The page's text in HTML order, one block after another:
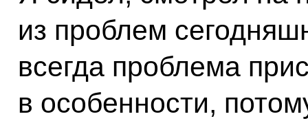
из проблем
всегда проблема
в особенности,